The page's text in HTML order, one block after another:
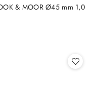
& MOOR Ø45 mm 1,0